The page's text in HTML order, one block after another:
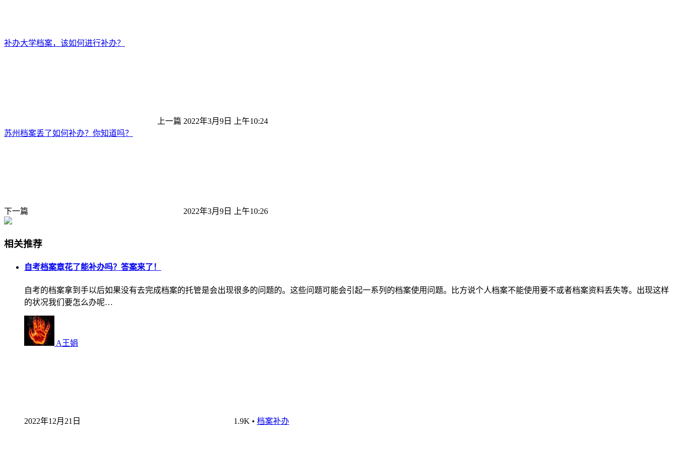
补办大学档案，该如何进行补办？
上一篇 2022年3月9日 上午10:24
苏州档案丢了如何补办？你知道吗？
下一篇 2022年3月9日 上午10:26
相关推荐
自考档案章花了能补办吗？答案来了！
自考的档案拿到手以后如果没有去完成档案的托管是会出现很多的问题的。这些问题可能会引起一系列的档案使用问题。比方说个人档案不能使用要不或者档案资料丢失等。出现这样
的状况我们要怎么办呢…
A王娟
2022年12月21日 1.9K • 档案补办